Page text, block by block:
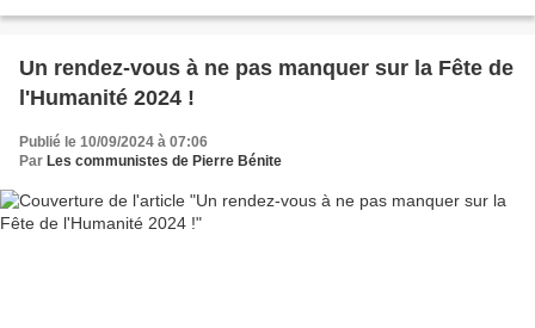
Un rendez-vous à ne pas manquer sur la Fête de
l'Humanité 2024 !
Publié le 10/09/2024 à 07:06
Par Les communistes de Pierre Bénite